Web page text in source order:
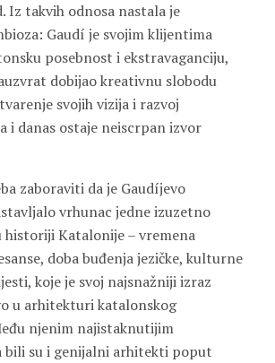
Iz takvih odnosa nastala je
Gaudí je svojim klijentima
posebnost i ekstravaganciju,
dobijao kreativnu slobodu
svojih vizija i razvoj
i danas ostaje neiscrpan izvor
zaboraviti da je Gaudíjevo
vrhunac jedne izuzetno
historiji Katalonije – vremena
doba buđenja jezičke, kulturne
koje je svoj najsnažniji izraz
u arhitekturi katalonskog
njenim najistaknutijim
bili su i genijalni arhitekti poput